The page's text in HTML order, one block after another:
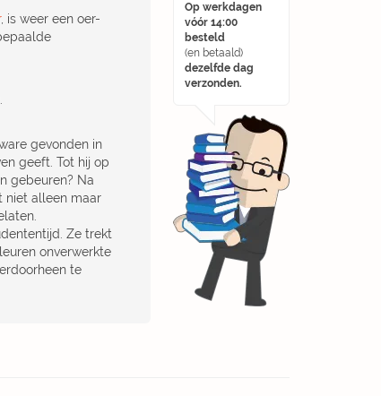
Op werkdagen
vóór 14:00
besteld
(en betaald)
dezelfde dag
verzonden.
, is weer een oer-
gevonden in
geeft. Tot hij op
gebeuren? Na
niet alleen maar
Ze trekt
onverwerkte
te